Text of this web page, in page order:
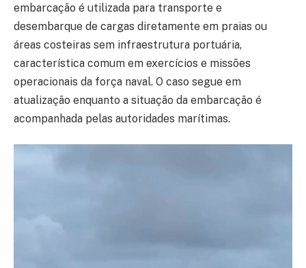
embarcação é utilizada para transporte e
desembarque de cargas diretamente em praias ou
áreas costeiras sem infraestrutura portuária,
característica comum em exercícios e missões
operacionais da força naval. O caso segue em
atualização enquanto a situação da embarcação é
acompanhada pelas autoridades marítimas.